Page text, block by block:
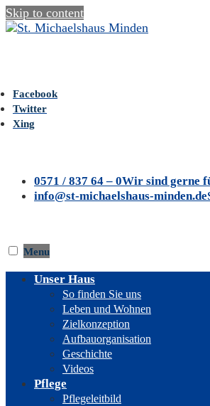
Skip to content
Facebook
Twitter
Xing
Telefon: 0571 / 837 64 – 0
0571 / 837 64 – 0Wir sind gerne
E-Mail: info@st-michaelshaus-
info@st-michaelshaus-minden.de
Menu
Unser Haus
So finden Sie uns
Leben und Wohnen
Zielkonzeption
Aufbauorganisation
Geschichte
Videos
Pflege
Pflegeleitbild